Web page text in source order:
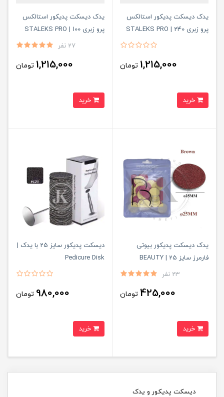
یدک دیسکت پدیکور استالکس
پرو زبری 240 | STALEKS PRO
1,215,000 تومان
یدک دیسکت پدیکور استالکس
پرو زبری 100 | STALEKS PRO
27 نفر
1,215,000 تومان
یدک دیسکت پدیکور بیوتی
فارمرز سایز 25 | BEAUTY
23 نفر
425,000 تومان
دیسکت پدیکور سایز 25 با یدک |
Pedicure Disk
980,000 تومان
دیسکت پدیکور و یدک